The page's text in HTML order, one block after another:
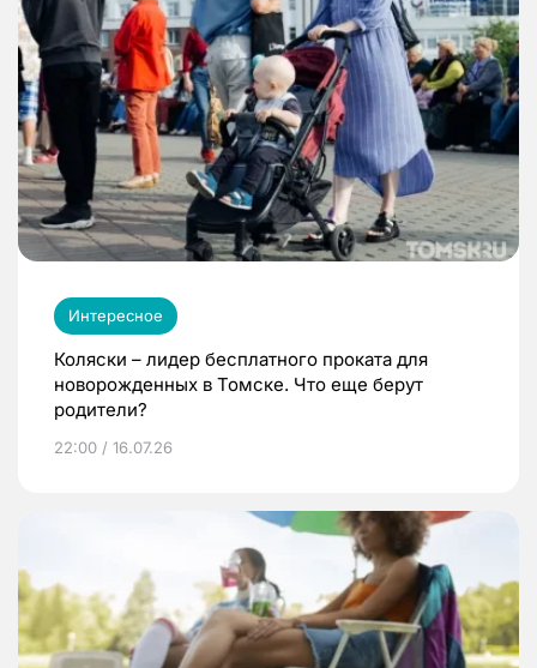
Интересное
Коляски – лидер бесплатного проката для
новорожденных в Томске. Что еще берут
родители?
22:00 / 16.07.26